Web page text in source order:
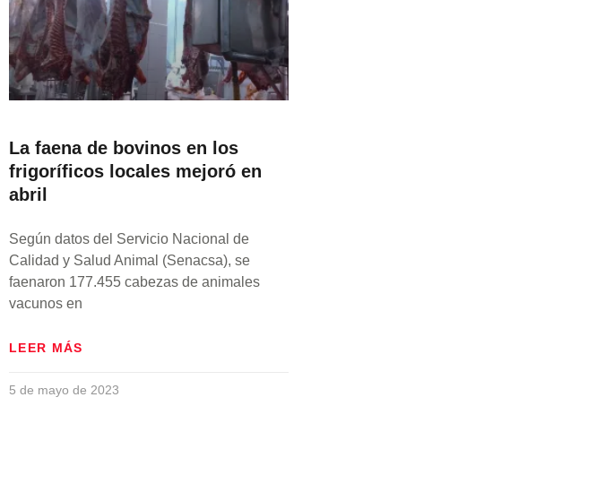
La faena de bovinos en los
frigoríficos locales mejoró en
abril
Según datos del Servicio Nacional de
Calidad y Salud Animal (Senacsa), se
faenaron 177.455 cabezas de animales
vacunos en
LEER MÁS
5 de mayo de 2023